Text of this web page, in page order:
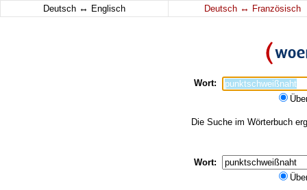
Deutsch ↔ Englisch Deutsch ↔ Französisch
Wort:
Die Suche im Wörterbuch
Wort: